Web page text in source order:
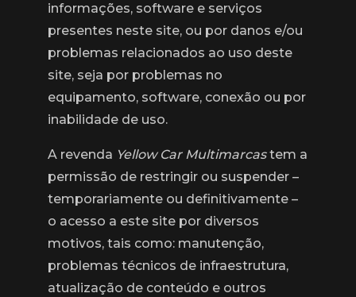
informações, software e serviços
presentes neste site, ou por danos e/ou
problemas relacionados ao uso deste
site, seja por problemas no
equipamento, software, conexão ou por
inabilidade de uso.
A revenda Yellow Car Multimarcastem a
permissão de restringir ou suspender –
temporariamente ou definitivamente –
o acesso a este site por diversos
motivos, tais como: manutenção,
problemas técnicos de infraestrutura,
atualização de conteúdo e outros